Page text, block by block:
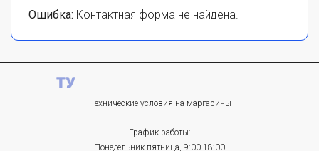
Ошибка: Контактная форма не найдена.
Технические условия на маргарины
График работы:
Понедельник-пятница, 9:00-18:00